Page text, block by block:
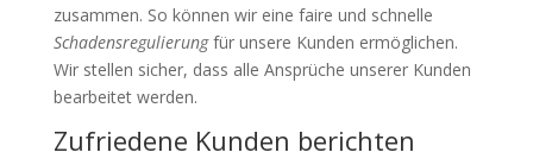
zusammen. So können wir eine faire und schnelle
Schadensregulierungfür unsere Kunden ermöglichen.
Wir stellen sicher, dass alle Ansprüche unserer Kunden
bearbeitet werden.
Zufriedene Kunden berichten